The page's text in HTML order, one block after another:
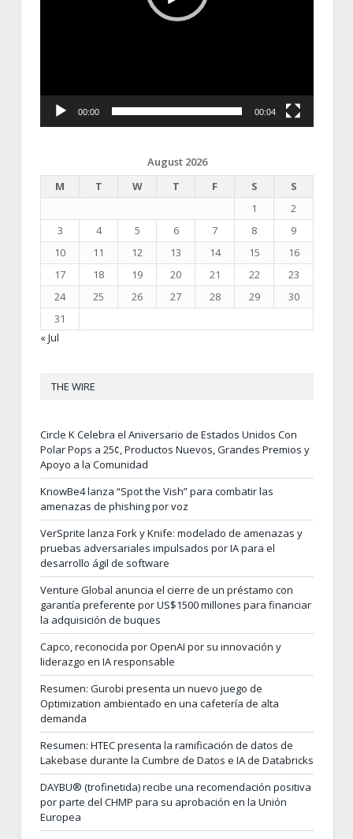
00:00 00:04
August 2026
M
T W T F S
S
1
2
3
4 5 6 7 8
9
10
11 12 13 14 15
16
17
18 19 20 21 22
23
24
25 26 27 28 29
30
31
« Jul
THE WIRE
Circle K Celebra el Aniversario de Estados Unidos Con
Polar Pops a 25¢, Productos Nuevos, Grandes Premios y
Apoyo a la Comunidad
KnowBe4 lanza “Spot the Vish” para combatir las
amenazas de phishing por voz
VerSprite lanza Fork y Knife: modelado de amenazas y
pruebas adversariales impulsados por IA para el
desarrollo ágil de software
Venture Global anuncia el cierre de un préstamo con
garantía preferente por US$1500 millones para financiar
la adquisición de buques
Capco, reconocida por OpenAI por su innovación y
liderazgo en IA responsable
Resumen: Gurobi presenta un nuevo juego de
Optimization ambientado en una cafetería de alta
demanda
Resumen: HTEC presenta la ramificación de datos de
Lakebase durante la Cumbre de Datos e IA de Databricks
DAYBU® (trofinetida) recibe una recomendación positiva
por parte del CHMP para su aprobación en la Unión
Europea